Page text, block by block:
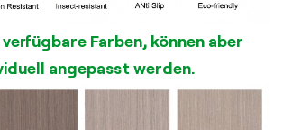
Farben, können aber
angepasst werden.